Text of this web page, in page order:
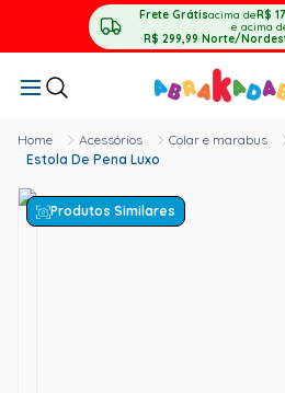
Frete Grátisacima deR$
e acima
R$ 299,99 Norte/
Acessórios
Colar e marabus
Estola De Pena Luxo
Produtos Similares